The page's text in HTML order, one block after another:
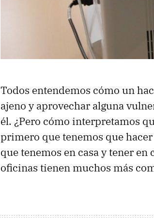
Todos entendemos cómo un
ajeno y aprovechar alguna
él. ¿Pero cómo interpretamos
primero que tenemos que
que tenemos en casa y tener
oficinas tienen muchos más